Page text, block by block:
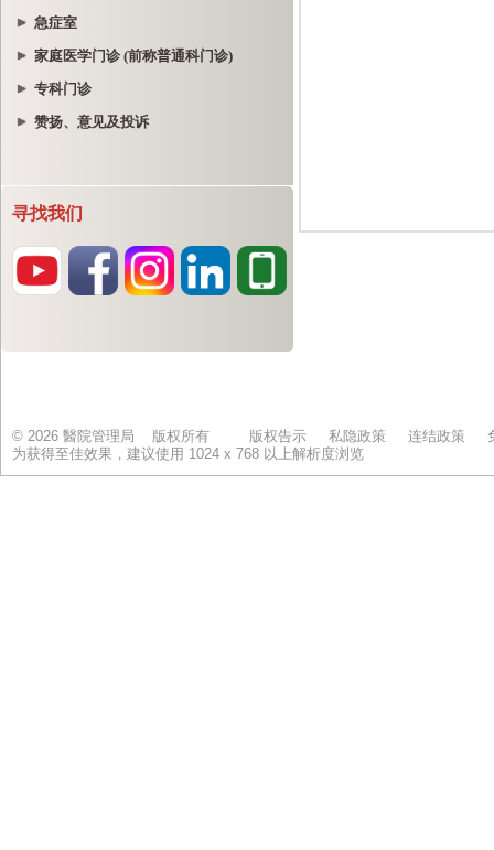
急症室
家庭医学门诊 (前称普通科门诊)
专科门诊
赞扬、意见及投诉
寻找我们
© 2026 醫院管理局 版权所有 版权告示 私隐政策 连结政策
为获得至佳效果，建议使用 1024 x 768 以上解析度浏览